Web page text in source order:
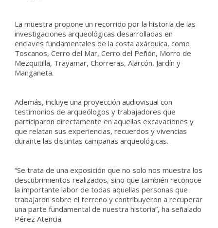
La muestra propone un recorrido por la historia de las
investigaciones arqueológicas desarrolladas en
enclaves fundamentales de la costa axárquica, como
Toscanos, Cerro del Mar, Cerro del Peñón, Morro de
Mezquitilla, Trayamar, Chorreras, Alarcón, Jardín y
Manganeta.
Además, incluye una proyección audiovisual con
testimonios de arqueólogos y trabajadores que
participaron directamente en aquellas excavaciones y
que relatan sus experiencias, recuerdos y vivencias
durante las distintas campañas arqueológicas.
“Se trata de una exposición que no solo nos muestra los
descubrimientos realizados, sino que también reconoce
la importante labor de todas aquellas personas que
trabajaron sobre el terreno y contribuyeron a recuperar
una parte fundamental de nuestra historia”, ha señalado
Pérez Atencia.